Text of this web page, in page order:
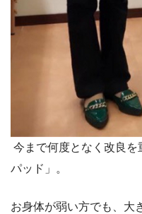
今まで何度となく改良を
パッド」。
お身体が弱い方でも、大